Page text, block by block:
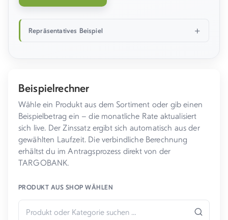
Repräsentatives Beispiel
Beispielrechner
Wähle ein Produkt aus dem Sortiment oder gib einen
Beispielbetrag ein – die monatliche Rate aktualisiert
sich live. Der Zinssatz ergibt sich automatisch aus der
gewählten Laufzeit. Die verbindliche Berechnung
erhältst du im Antragsprozess direkt von der
TARGOBANK.
PRODUKT AUS SHOP WÄHLEN